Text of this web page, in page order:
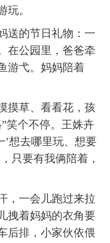
玩。
的节日礼物：一
在公园里，爸爸牵
游弋。妈妈陪着
草、看看花，孩
笑个不停。王姝卉
’想去哪里玩、想要
只要有我俩陪着，
一会儿跑过来拉
拽着妈妈的衣角要
后排，小家伙依偎